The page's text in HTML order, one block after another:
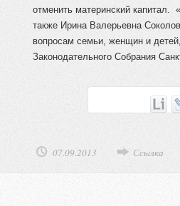
отменить материнский
также Ирина Валерьевна
вопросам семьи, женщин и
Законодательного Собрания
07.09.2013 Ссылка